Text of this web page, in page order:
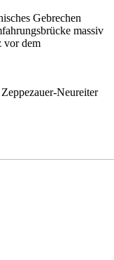
Gebrechen
massiv
vor dem
Neureiter